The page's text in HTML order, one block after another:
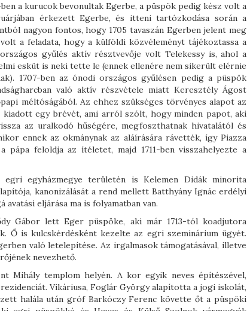
a kurucok bevonultak Egerbe, a püspök pedig kész volt a
érkezett Egerbe, és itteni tartózkodása során a
nagyon fontos, hogy 1705 tavaszán Egerben jelent meg
a feladata, hogy a külföldi közvéleményt tájékoztassa a
gyűlés aktív résztvevője volt Telekessy is, ahol a
esküt is neki tette le (ennek ellenére nem sikerült elérnie
1707-ben az ónodi országos gyűlésen pedig a püspök
való aktív részvétele miatt Keresztély Ágost
méltóságából. Az ehhez szükséges törvényes alapot az
egy brévét, ami arról szólt, hogy minden papot, aki
az uralkodó hűségére, megfoszthatnak hivatalától és
ennek az okmánynak az aláírására rávették, így Piazza
pápa feloldja az ítéletet, majd 1711-ben visszahelyezte a
egyházmegye területén is Kelemen Didák minorita
kanonizálását a rend mellett Batthyány Ignác erdélyi
eljárása ma is folyamatban van.
Gábor lett Eger püspöke, aki már 1713-tól koadjutora
Ő is kulcskérdésként kezelte az egri szeminárium ügyét.
való letelepítése. Az irgalmasok támogatásával, illetve
nevezhető.
Mihály templom helyén. A kor egyik neves építészével,
Vikáriusa, Foglár György alapította a jogi iskolát,
halála után gróf Barkóczy Ferenc követte őt a püspöki